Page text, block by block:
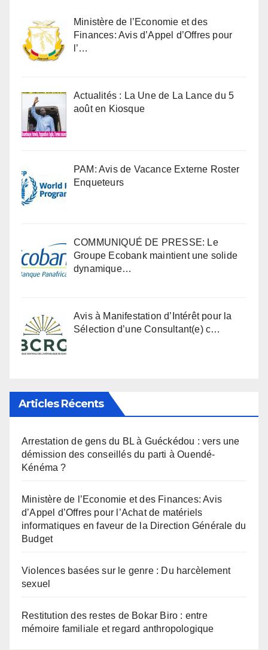
Ministère de l’Economie et des
Finances: Avis d’Appel d’Offres pour
l’…
Actualités : La Une de La Lance du 5
août en Kiosque
PAM: Avis de Vacance Externe Roster
Enqueteurs
COMMUNIQUÉ DE PRESSE: Le
Groupe Ecobank maintient une solide
dynamique…
Avis à Manifestation d’Intérêt pour la
Sélection d’une Consultant(e) c…
Articles Récents
Arrestation de gens du BL à Guéckédou : vers une
démission des conseillés du parti à Ouendé-
Kénéma ?
Ministère de l’Economie et des Finances: Avis
d’Appel d’Offres pour l’Achat de matériels
informatiques en faveur de la Direction Générale du
Budget
Violences basées sur le genre : Du harcèlement
sexuel
Restitution des restes de Bokar Biro : entre
mémoire familiale et regard anthropologique